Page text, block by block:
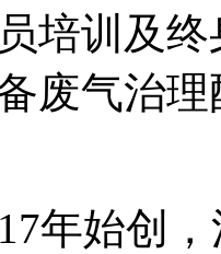
培训及
废气治
年始创